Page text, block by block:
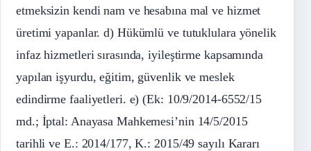
etmeksizin kendi nam ve hesabına mal ve hizmet
üretimi yapanlar. d) Hükümlü ve tutuklulara yönelik
infaz hizmetleri sırasında, iyileştirme kapsamında
yapılan işyurdu, eğitim, güvenlik ve meslek
edindirme faaliyetleri. e) (Ek: 10/9/2014-6552/15
md.; İptal: Anayasa Mahkemesi’nin 14/5/2015
tarihli ve E.: 2014/177, K.: 2015/49 sayılı Kararı